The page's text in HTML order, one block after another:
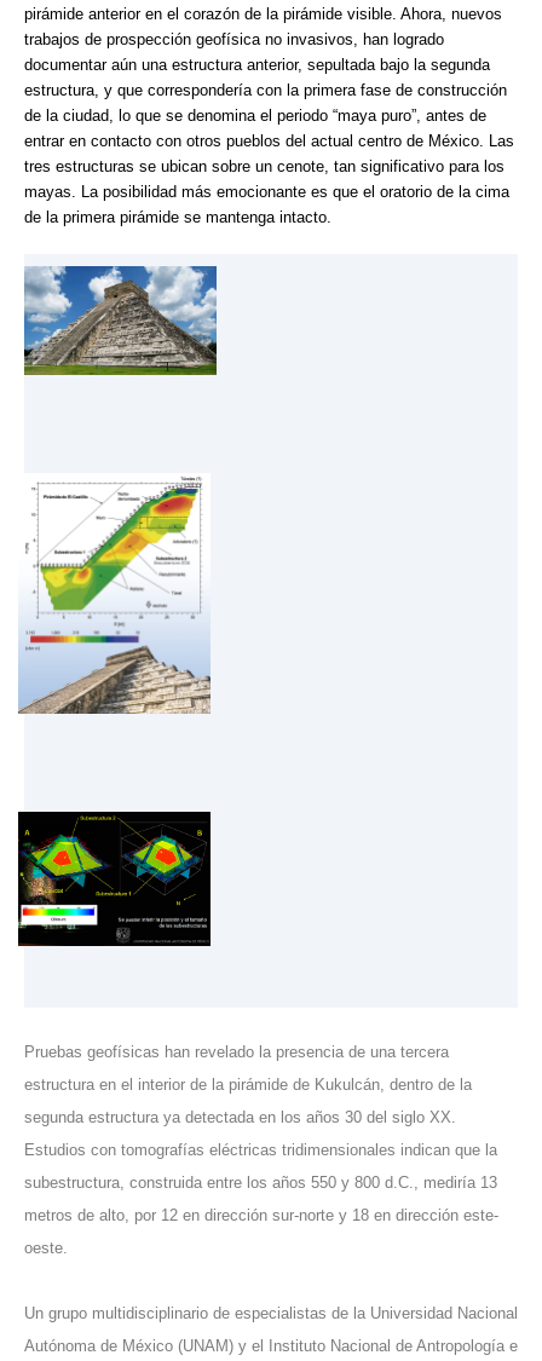
pirámide anterior en el corazón de la pirámide visible. Ahora, nuevos
trabajos de prospección geofísica no invasivos, han logrado
documentar aún una estructura anterior, sepultada bajo la segunda
estructura, y que correspondería con la primera fase de construcción
de la ciudad, lo que se denomina el periodo “maya puro”, antes de
entrar en contacto con otros pueblos del actual centro de México. Las
tres estructuras se ubican sobre un cenote, tan significativo para los
mayas. La posibilidad más emocionante es que el oratorio de la cima
de la primera pirámide se mantenga intacto.
Pruebas geofísicas han revelado la presencia de una tercera
estructura en el interior de la pirámide de Kukulcán, dentro de la
segunda estructura ya detectada en los años 30 del siglo XX.
Estudios con tomografías eléctricas tridimensionales indican que la
subestructura, construida entre los años 550 y 800 d.C., mediría 13
metros de alto, por 12 en dirección sur-norte y 18 en dirección este-
oeste.
Un grupo multidisciplinario de especialistas de la Universidad Nacional
Autónoma de México (UNAM) y el Instituto Nacional de Antropología e